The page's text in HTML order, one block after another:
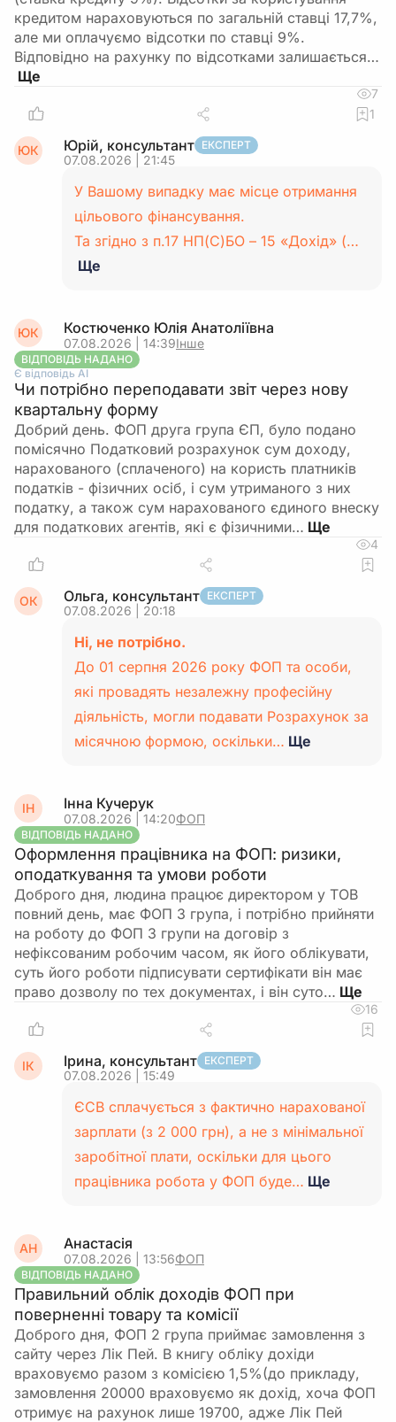
кредитом нараховуються по загальній ставці 17,7%,
але ми оплачуємо відсотки по ставці 9%.
Відповідно на рахунку по відсотками залишається…
7
1
ЮК Юрій, консультант ЕКСПЕРТ
07.08.2026 | 21:45
У Вашому випадку має місце отримання
цільового фінансування.
Та згідно з п.17 НП(С)БО – 15 «Дохід» (…
Ще
ЮК Костюченко Юлія Анатоліївна
07.08.2026 | 14:39Інше
ВІДПОВІДЬ НАДАНО
Є відповідь АІ
Чи потрібно переподавати звіт через нову
квартальну форму
Добрий день. ФОП друга група ЄП, було подано
помісячно Податковий розрахунок сум доходу,
нарахованого (сплаченого) на користь платників
податків - фізичних осіб, і сум утриманого з них
податку, а також сум нарахованого єдиного внеску
для податкових агентів, які є фізичними…
4
ОК Ольга, консультант ЕКСПЕРТ
07.08.2026 | 20:18
Ні, не потрібно.
До 01 серпня 2026 року ФОП та особи,
які провадять незалежну професійну
діяльність, могли подавати Розрахунок за
місячною формою, оскільки… Ще
ІН Інна Кучерук
07.08.2026 | 14:20ФОП
ВІДПОВІДЬ НАДАНО
Оформлення працівника на ФОП: ризики,
оподаткування та умови роботи
Доброго дня, людина працює директором у ТОВ
повний день, має ФОП 3 група, і потрібно прийняти
на роботу до ФОП 3 групи на договір з
нефіксованим робочим часом, як його облікувати,
суть його роботи підписувати сертифікати він має
право дозволу по тех документах, і він суто…
16
ІК Ірина, консультант ЕКСПЕРТ
07.08.2026 | 15:49
ЄСВ сплачується з фактично нарахованої
зарплати (з 2 000 грн), а не з мінімальної
заробітної плати, оскільки для цього
працівника робота у ФОП буде… Ще
АН Анастасія
07.08.2026 | 13:56ФОП
ВІДПОВІДЬ НАДАНО
Правильний облік доходів ФОП при
поверненні товару та комісії
Доброго дня, ФОП 2 група приймає замовлення з
сайту через Лік Пей. В книгу обліку дохіди
враховуємо разом з комісією 1,5%(до прикладу,
замовлення 20000 враховуємо як дохід, хоча ФОП
отримує на рахунок лише 19700, адже Лік Пей